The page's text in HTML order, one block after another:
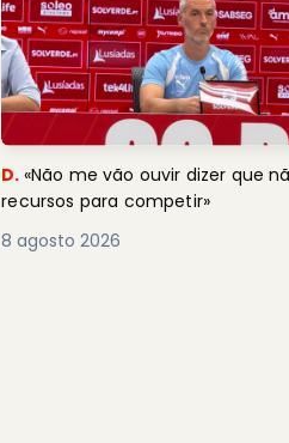
D. «Não me vão ouvir dizer que
recursos para competir»
8 agosto 2026